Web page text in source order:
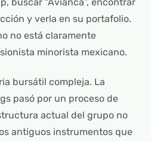
y verla en su portafolio.
no está claramente
minorista mexicano.
bursátil compleja. La
pasó por un proceso de
actual del grupo no
antiguos instrumentos que